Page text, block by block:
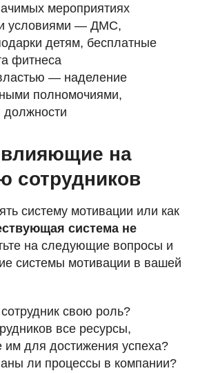
мероприятиях
условиями — ДМС,
детям, бесплатные
фитнеса
— наделение
полномочиями,
на
сотрудников
систему мотивации или как
система не
на следующие вопросы и
системы мотивации в вашей
свою роль?
все ресурсы,
им для достижения успеха?
ли процессы в компании?